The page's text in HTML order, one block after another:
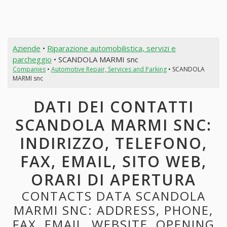
Aziende • Riparazione automobilistica, servizi e
parcheggio • SCANDOLA MARMI snc
Companies• Automotive Repair, Services and Parking• SCANDOLA
MARMI snc
DATI DEI CONTATTI
SCANDOLA MARMI SNC:
INDIRIZZO, TELEFONO,
FAX, EMAIL, SITO WEB,
ORARI DI APERTURA
CONTACTS DATA SCANDOLA
MARMI SNC: ADDRESS, PHONE,